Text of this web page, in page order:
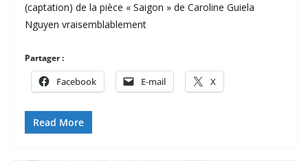
(captation) de la pièce « Saigon » de Caroline Guiela
Nguyen vraisemblablement
Partager :
Facebook E-mail X
Read More